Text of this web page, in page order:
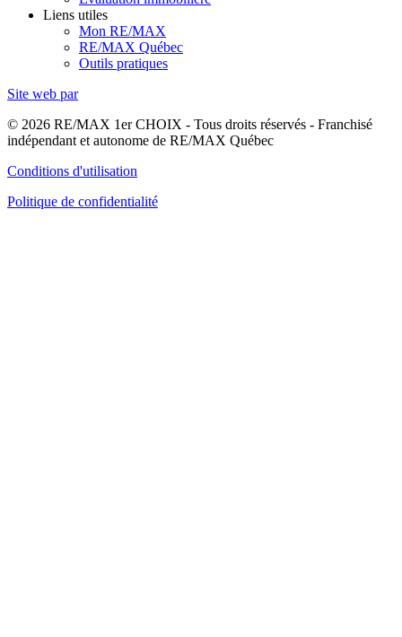
Liens utiles
Mon RE/MAX
RE/MAX Québec
Outils pratiques
Site web par
© 2026 RE/MAX 1er CHOIX - Tous droits réservés - Franchisé
indépendant et autonome de RE/MAX Québec
Conditions d'utilisation
Politique de confidentialité